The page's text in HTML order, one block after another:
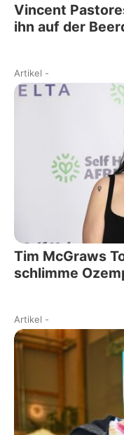
Vincent
ihn auf der
Artikel -
Tim McGraws
schlimme
Artikel -